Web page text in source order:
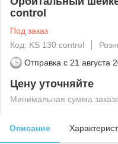
control
Под заказ
Код: KS 130 control
Отправка с 21 августа
Цену уточняйте
Минимальная сумма
Описание